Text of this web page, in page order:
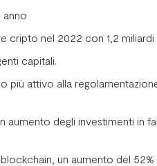
cripto nel 2022 con 1,2 miliardi
capitali.
più attivo alla
degli investimenti in
un aumento del